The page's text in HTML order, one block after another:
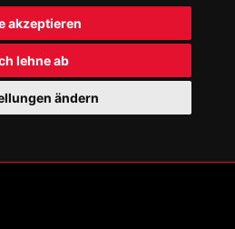
akzeptieren
lehne ab
ändern